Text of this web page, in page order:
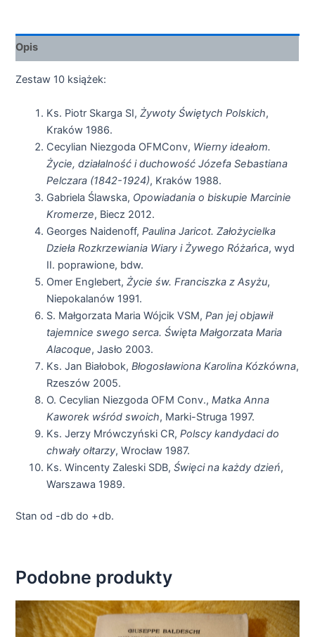
Opis
Zestaw 10 książek:
Ks. Piotr Skarga SI,Żywoty Świętych Polskich,
Kraków 1986.
Cecylian Niezgoda OFMConv, Wierny ideałom.
Życie, działalność i duchowość Józefa Sebastiana
Pelczara (1842-1924), Kraków 1988.
Gabriela Ślawska, Opowiadania o biskupie Marcinie
Kromerze, Biecz 2012.
Georges Naidenoff,Paulina Jaricot. Założycielka
Dzieła Rozkrzewiania Wiary i Żywego Różańca, wyd
II. poprawione, bdw.
Omer Englebert,Życie św. Franciszka z Asyżu,
Niepokalanów 1991.
S. Małgorzata Maria Wójcik VSM,Pan jej objawił
tajemnice swego serca. Święta Małgorzata Maria
Alacoque, Jasło 2003.
Ks. Jan Białobok,Błogosławiona Karolina Kózkówna,
Rzeszów 2005.
O. Cecylian Niezgoda OFM Conv.,Matka Anna
Kaworek wśród swoich, Marki-Struga 1997.
Ks. Jerzy Mrówczyński CR,Polscy kandydaci do
chwały ołtarzy, Wrocław 1987.
Ks. Wincenty Zaleski SDB,Święci na każdy dzień,
Warszawa 1989.
Stan od -db do +db.
Podobne produkty